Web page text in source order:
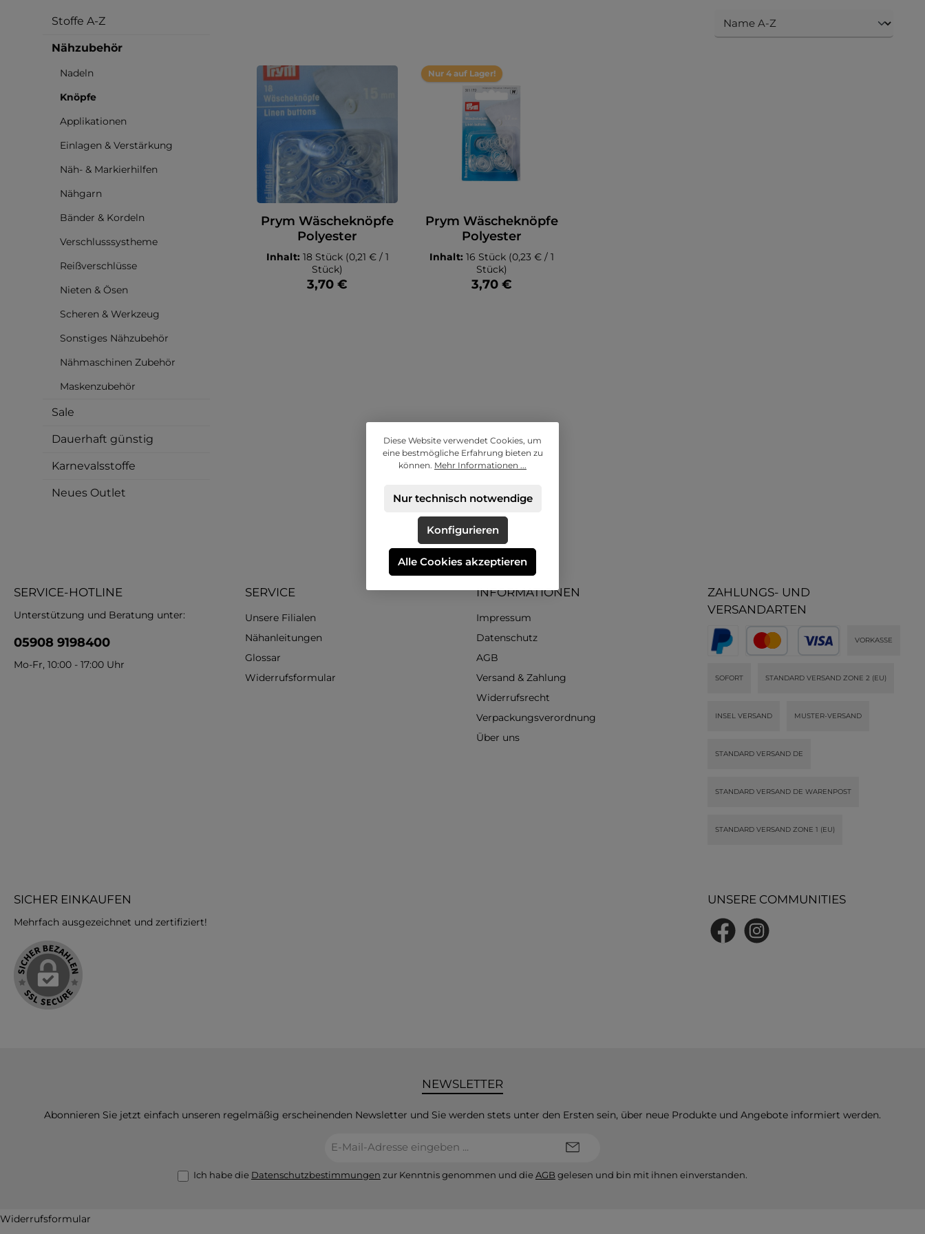
Stoffe A-Z
Nähzubehör
Nadeln
Knöpfe
Applikationen
Einlagen & Verstärkung
Näh- & Markierhilfen
Nähgarn
Bänder & Kordeln
Verschlusssystheme
Reißverschlüsse
Nieten & Ösen
Scheren & Werkzeug
Sonstiges Nähzubehör
Nähmaschinen Zubehör
Maskenzubehör
Sale
Dauerhaft günstig
Karnevalsstoffe
Neues Outlet
Prym Wäscheknöpfe
Polyester
Inhalt: 18 Stück (0,21 € / 1
Stück)
3,70 €
Nur 4 auf Lager!
Prym Wäscheknöpfe
Polyester
Inhalt:16 Stück (0,23 € / 1
Stück)
3,70 €
SERVICE-HOTLINE
Unterstützung und Beratung unter:
05908 9198400
Mo-Fr, 10:00 - 17:00 Uhr
SERVICE
Unsere Filialen
Nähanleitungen
Glossar
Widerrufsformular
INFORMATIONEN
Impressum
Datenschutz
AGB
Versand & Zahlung
Widerrufsrecht
Verpackungsverordnung
Über uns
ZAHLUNGS- UND
VERSANDARTEN
VORKASSE
SOFORT STANDARD VERSAND ZONE 2 (EU)
INSEL VERSAND MUSTER-VERSAND
STANDARD VERSAND DE
STANDARD VERSAND DE WARENPOST
STANDARD VERSAND ZONE 1 (EU)
SICHER EINKAUFEN
Mehrfach ausgezeichnet und zertifiziert!
UNSERE COMMUNITIES
FacebookInstagram
NEWSLETTER
Abonnieren Sie jetzt einfach unseren regelmäßig erscheinenden Newsletter und Sie werden stets unter den Ersten sein, über neue Produkte und Angebote informiert werden.
Mail-
Ich habe die Datenschutzbestimmungen zur Kenntnis genommen und dieAGB gelesen und bin mit ihnen einverstanden.
Widerrufsformular
Diese Website verwendet Cookies, um
eine bestmögliche Erfahrung bieten zu
können. Mehr Informationen ...
Nur technisch notwendige
Konfigurieren
Alle Cookies akzeptieren